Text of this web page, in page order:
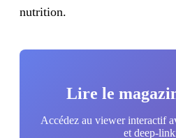
nutrition.
Lire le
Accédez au viewer interactif
et deep-